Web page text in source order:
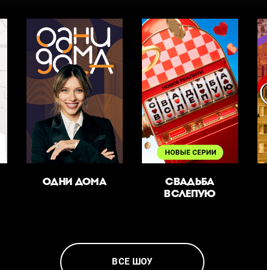
ОДНИ ДОМА
СВАДЬБА
ВСЛЕПУЮ
ВСЕ ШОУ